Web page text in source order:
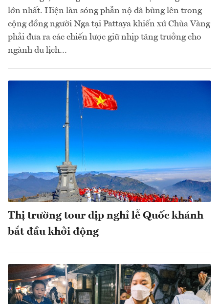
lớn nhất. Hiện làn sóng phẫn nộ đã bùng lên trong
cộng đồng người Nga tại Pattaya khiến xứ Chùa Vàng
phải đưa ra các chiến lược giữ nhịp tăng trưởng cho
ngành du lịch…
Thị trường tour dịp nghỉ lễ Quốc khánh
bắt đầu khởi động